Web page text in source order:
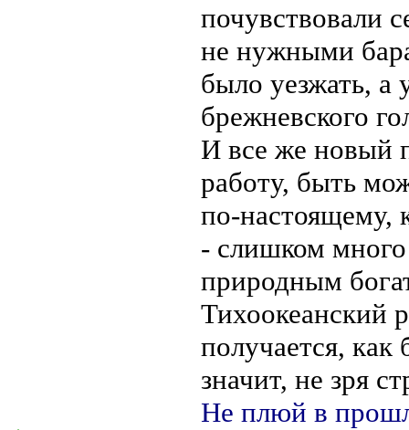
почувствовали
не нужными
было уезжать, а
брежневского
И все же новый
работу, быть
по-настоящему,
- слишком
природным
Тихоокеанский
получается,
значит, не зря
Не плюй в